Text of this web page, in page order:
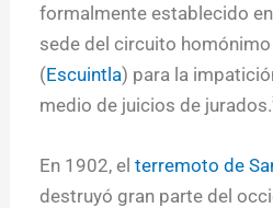
formalmente establecido
sede del circuito
(Escuintla) para la
medio de juicios de jurados.
En 1902, elterremoto de
destruyó gran parte del